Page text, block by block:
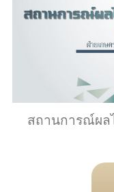
สถานการณ์ผล